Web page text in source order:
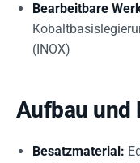
Bearbeitbare
(INOX)
Aufbau und
Besatzmaterial: